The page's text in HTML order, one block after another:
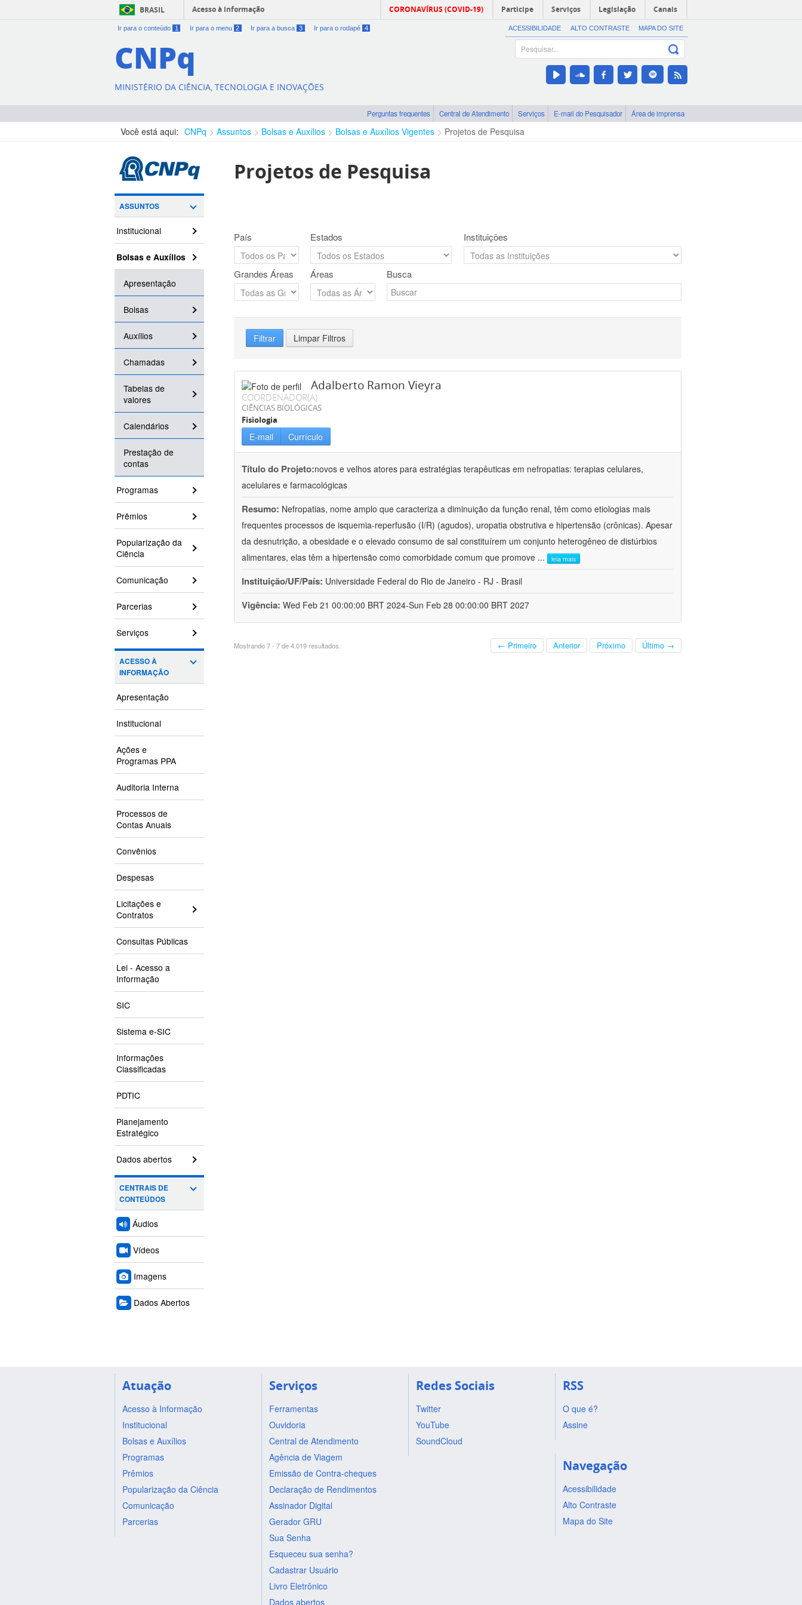
BRASIL Acesso à informação CORONAVÍRUS (COVID-19) Participe Serviços Legislação Canais
Ir para o conteúdo 1 Ir para o menu 2 Ir para a busca 3 Ir para o rodapé 4 ACESSIBILIDADE ALTO CONTRASTE MAPA DO SITE
CNPq
MINISTÉRIO DA CIÊNCIA, TECNOLOGIA E INOVAÇÕES
Perguntas frequentes Central de Atendimento Serviços E-mail do Pesquisador Área de imprensa
Você está aqui: CNPq Assuntos Bolsas e Auxílios Bolsas e Auxílios Vigentes Projetos de Pesquisa
ASSUNTOS
Institucional
Bolsas e Auxílios
Apresentação
Bolsas
Auxílios
Chamadas
Tabelas de
valores
Calendários
Prestação de
contas
Programas
Prêmios
Popularização da
Ciência
Comunicação
Parcerias
Serviços
ACESSO À
INFORMAÇÃO
Apresentação
Institucional
Ações e
Programas PPA
Auditoria Interna
Processos de
Contas Anuais
Convênios
Despesas
Licitações e
Contratos
Consultas Públicas
Lei - Acesso a
Informação
SIC
Sistema e-SIC
Informações
Classificadas
PDTIC
Planejamento
Estratégico
Dados abertos
CENTRAIS DE
CONTEÚDOS
Áudios
Vídeos
Imagens
Dados Abertos
Projetos de Pesquisa
País Estados Instituições
Grandes Áreas Áreas Busca
Filtrar Limpar Filtros
Adalberto Ramon Vieyra
COORDENADOR(A)
CIÊNCIAS BIOLÓGICAS
Fisiologia
E-mail Currículo
Título do Projeto:novos e velhos atores para estratégias terapêuticas em nefropatias: terapias celulares,
acelulares e farmacológicas
Resumo: Nefropatias, nome amplo que caracteriza a diminuição da função renal, têm como etiologias mais
frequentes processos de isquemia-reperfusão (I/R) (agudos), uropatia obstrutiva e hipertensão (crônicas). Apesar
da desnutrição, a obesidade e o elevado consumo de sal constituírem um conjunto heterogêneo de distúrbios
alimentares, elas têm a hipertensão como comorbidade comum que promove ... leia mais
Instituição/UF/País: Universidade Federal do Rio de Janeiro - RJ - Brasil
Vigência: Wed Feb 21 00:00:00 BRT 2024-Sun Feb 28 00:00:00 BRT 2027
Mostrando 7 - 7 de 4.019 resultados. ← Primeiro Anterior Próximo Último →
Atuação
Acesso à Informação
Institucional
Bolsas e Auxílios
Programas
Prêmios
Popularização da Ciência
Comunicação
Parcerias
Serviços
Ferramentas
Ouvidoria
Central de Atendimento
Agência de Viagem
Emissão de Contra-cheques
Declaração de Rendimentos
Assinador Digital
Gerador GRU
Sua Senha
Esqueceu sua senha?
Cadastrar Usuário
Livro Eletrônico
Dados abertos
Redes Sociais
Twitter
YouTube
SoundCloud
RSS
O que é?
Assine
Navegação
Acessibilidade
Alto Contraste
Mapa do Site